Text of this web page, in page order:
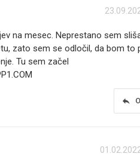
na mesec. Neprestano sem
zato sem se odločil, da bom to
Tu sem začel
reply